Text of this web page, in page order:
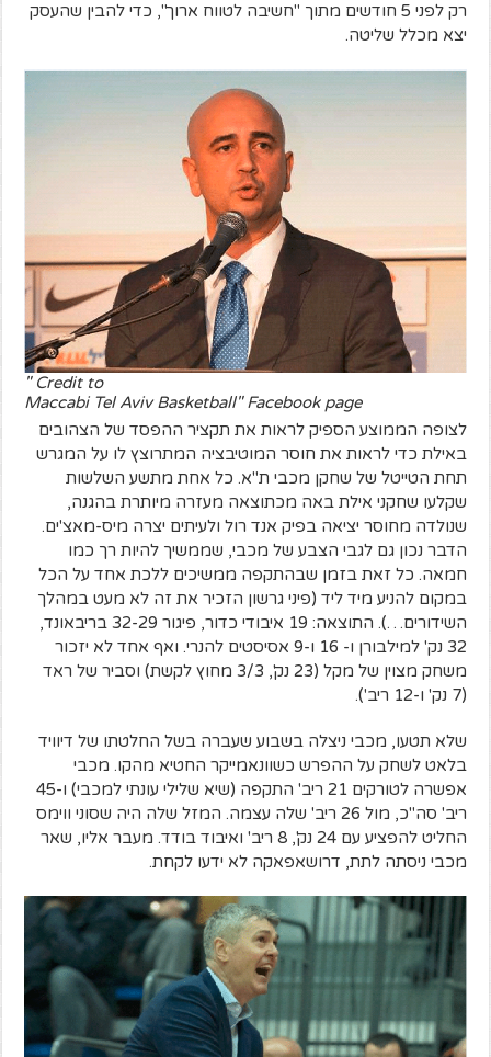
רק לפני 5 חודשים מתוך "חשיבה לטווח ארוך", כדי להבין שהעסק
יצא מכלל שליטה.
Credit to "
Maccabi Tel Aviv Basketball" Facebook page
לצופה הממוצע הספיק לראות את תקציר ההפסד של הצהובים
באילת כדי לראות את חוסר המוטיבציה המתרוצץ לו על המגרש
תחת הטייטל של שחקן מכבי ת"א. כל אחת מתשע השלשות
שקלעו שחקני אילת באה מכתוצאה מעזרה מיותרת בהגנה,
שנולדה מחוסר יציאה בפיק אנד רול ולעיתים יצרה מיס-מאצ'ים.
הדבר נכון גם לגבי הצבע של מכבי, שממשיך להיות רך כמו
חמאה. כל זאת בזמן שבהתקפה ממשיכים ללכת אחד על הכל
במקום להניע מיד ליד (פיני גרשון הזכיר את זה לא מעט במהלך
השידורים…). התוצאה: 19 איבודי כדור, פיגור 32-29 בריבאונד,
32 נק' למילבורן ו- 16 ו-9 אסיסטים להנרי. ואף אחד לא יזכור
משחק מצוין של מקל (23 נק', 3/3 מחוץ לקשת) וסביר של ראד
(7 נק' ו-12 ריב').
שלא תטעו, מכבי ניצלה בשבוע שעברה בשל החלטתו של דיוויד
בלאט לשחק על ההפרש כשוונאמייקר החטיא מהקו. מכבי
אפשרה לטורקים 21 ריב' התקפה (שיא שלילי עונתי למכבי) ו-45
ריב' סה"כ, מול 26 ריב' שלה עצמה. המזל שלה היה שסוני ווימס
החליט להפציע עם 24 נק', 8 ריב' ואיבוד בודד. מעבר אליו, שאר
מכבי ניסתה לתת, דרושאפאקה לא ידעו לקחת.